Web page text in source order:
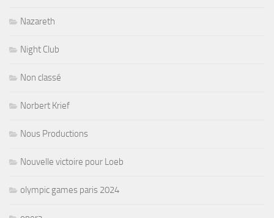
Nazareth
Night Club
Non classé
Norbert Krief
Nous Productions
Nouvelle victoire pour Loeb
olympic games paris 2024